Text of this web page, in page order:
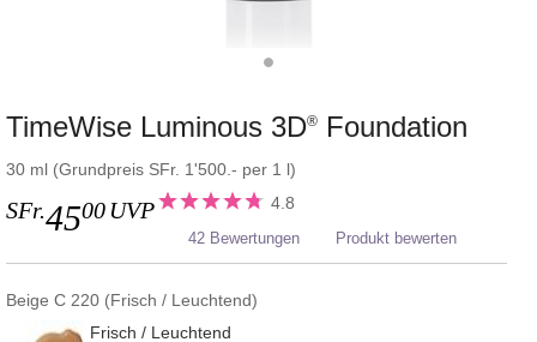
TimeWise Luminous 3D® Foundation
30 ml (Grundpreis SFr. 1'500.- per 1 l)
SFr.4500 UVP 4.8
42 Bewertungen Produkt bewerten
Beige C 220 (Frisch / Leuchtend)
Frisch / Leuchtend